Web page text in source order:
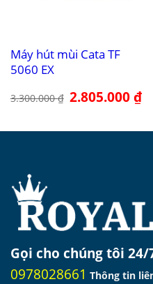
Máy hút mùi Cata TF
5060 EX
3.300.000₫ Giá
gốc
2.805.000₫Giá
Gọi cho chúng tôi 24/
0978028661 Thông tin